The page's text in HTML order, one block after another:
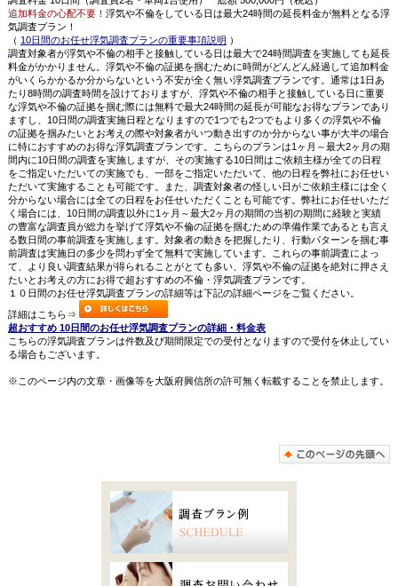
追加料金の心配不要！ 浮気や不倫をしている日は最大24時間の延長料金が無料となる浮
気調査プラン！
（ 10日間のお任せ浮気調査プランの重要事項説明 ）
調査対象者が浮気や不倫の相手と接触している日は最大で24時間調査を実施しても延長
料金がかかりません。浮気や不倫の証拠を掴むために時間がどんどん経過して追加料金
がいくらかかるか分からないという不安が全く無い浮気調査プランです。通常は1日あ
たり8時間の調査時間を設けておりますが、浮気や不倫の相手と接触している日に重要
な浮気や不倫の証拠を掴む際には無料で最大24時間の延長が可能なお得なプランであり
ますし、10日間の調査実施日程となりますので1つでも2つでもより多くの浮気や不倫
の証拠を掴みたいとお考えの際や対象者がいつ動き出すのか分からない事が大半の場合
に特におすすめのお得な浮気調査プランです。こちらのプランは1ヶ月～最大2ヶ月の期
間内に10日間の調査を実施しますが、その実施する10日間はご依頼主様が全ての日程
をご指定いただいての実施でも、一部をご指定いただいて、他の日程を弊社にお任せい
ただいて実施することも可能です。また、調査対象者の怪しい日がご依頼主様には全く
分からない場合には全ての日程をお任せいただくことも可能です。弊社にお任せいただ
く場合には、10日間の調査以外に1ヶ月～最大2ヶ月の期間の当初の期間に経験と実績
の豊富な調査員が総力を挙げて浮気や不倫の証拠を掴むための準備作業であるとも言え
る数日間の事前調査を実施します。対象者の動きを把握したり、行動パターンを掴む事
前調査は実施日の多少を問わず全て無料で実施しています。これらの事前調査によっ
て、より良い調査結果が得られることがとても多い、浮気や不倫の証拠を絶対に押さえ
たいとお考えの方にお得で超おすすめの不倫・浮気調査プランです。
１０日間のお任せ浮気調査プランの詳細等は下記の詳細ページをご覧ください。
詳細はこちら⇒
超おすすめ 10日間のお任せ浮気調査プランの詳細・料金表
こちらの浮気調査プランは件数及び期間限定での受付となりますので受付を休止してい
る場合もございます。
※このページ内の文章・画像等を大阪府興信所の許可無く転載することを禁止します。